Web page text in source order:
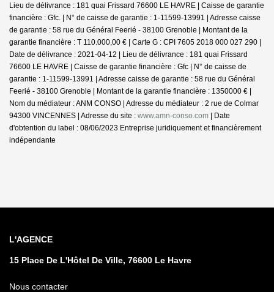
Lieu de délivrance : 181 quai Frissard 76600 LE HAVRE | Caisse de garantie
financière : Gfc. | N° de caisse de garantie : 1-11599-13991 | Adresse caisse
de garantie : 58 rue du Général Feerié - 38100 Grenoble | Montant de la
garantie financière : T 110.000,00 € | Carte G : CPI 7605 2018 000 027 290 |
Date de délivrance : 2021-04-12 | Lieu de délivrance : 181 quai Frissard
76600 LE HAVRE | Caisse de garantie financière : Gfc | N° de caisse de
garantie : 1-11599-13991 | Adresse caisse de garantie : 58 rue du Général
Feerié - 38100 Grenoble | Montant de la garantie financière : 1350000 € |
Nom du médiateur : ANM CONSO | Adresse du médiateur : 2 rue de Colmar
94300 VINCENNES | Adresse du site : www.amn-conso.com | Date
d'obtention du label : 08/06/2023 Entreprise juridiquement et financièrement
indépendante
L'AGENCE
15 Place De L'Hôtel De Ville, 76600 Le Havre
Nous contacter